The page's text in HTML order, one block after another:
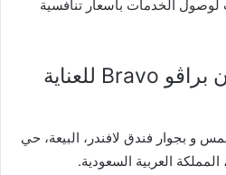
الخدمات بأسعار تنافسية
معلومات عن صالون براڤو Bravo للعناية
و بجوار فندق لافندر، البيعة، حي